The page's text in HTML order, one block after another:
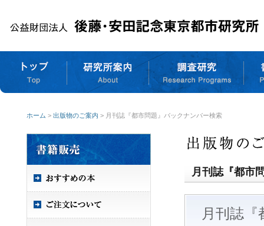
ホーム > 出版物のご案内 > 月刊誌『都市問題』バックナンバー検索
月刊誌『都市
月刊誌『